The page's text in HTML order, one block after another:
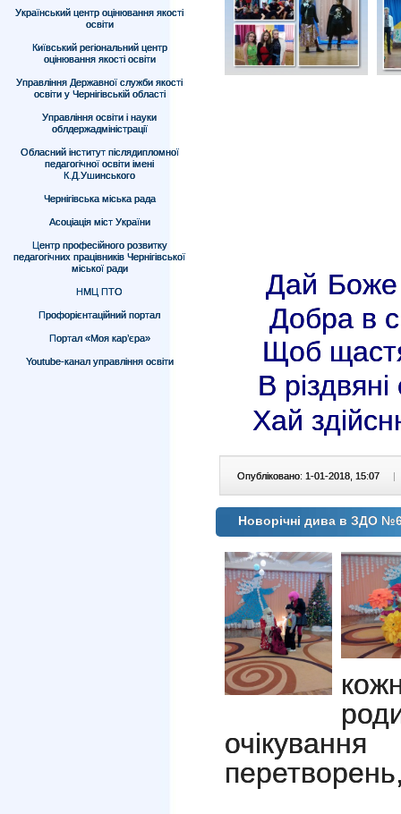
Український центр оцінювання якості
освіти
Київський регіональний центр
оцінювання якості освіти
Управління Державної служби якості
освіти у Чернігівській області
Управління освіти і науки
облдержадміністрації
Обласний інститут післядипломної
педагогічної освіти імені
К.Д.Ушинського
Чернігівська міська рада
Асоціація міст України
Центр професійного розвитку
педагогічних працівників Чернігівської
міської ради
НМЦ ПТО
Профорієнтаційний портал
Портал «Моя кар’єра»
Youtube-канал управління освіти
Дай Боже
Добра в
Щоб
В
Хай
Опубліковано: 1-01-2018, 15:07 |
Новорічні дива в ЗДО